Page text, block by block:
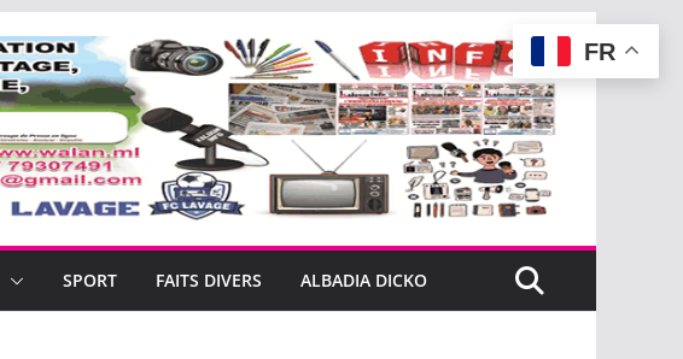
SPORT FAITS DIVERS ALBADIA DICKO
FR